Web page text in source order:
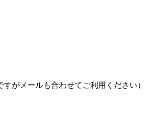
がメールも合わせてご利用ください）